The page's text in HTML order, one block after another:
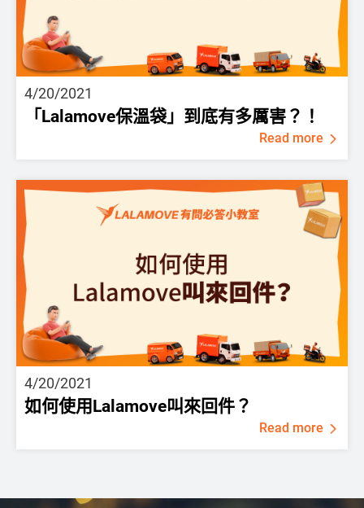
4/20/2021
「Lalamove保溫袋」到底有多厲害？！
Read more
4/20/2021
如何使用Lalamove叫來回件？
Read more